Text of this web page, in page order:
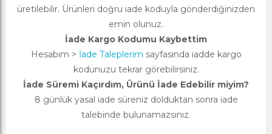
üretilebilir. Ürünleri doğru iade koduyla gönderdiğinizden
emin olunuz.
İade Kargo Kodumu Kaybettim
Hesabım > İade Taleplerim sayfasında iadde kargo
kodunuzu tekrar görebilirsiniz.
İade Süremi Kaçırdım, Ürünü İade Edebilir miyim?
8 günlük yasal iade süreniz dolduktan sonra iade
talebinde bulunamazsınız.